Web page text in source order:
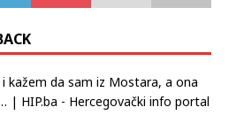
kažem da sam iz Mostara, a ona
| HIP.ba - Hercegovački info portal